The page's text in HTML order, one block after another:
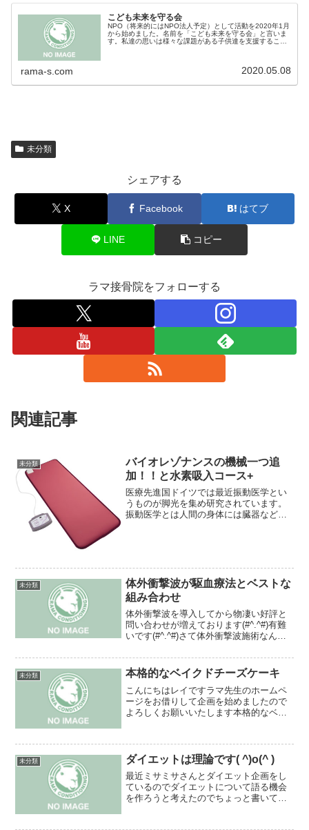
こども未来を守る会
NPO（将来的にはNPO法人予定）として活動を2020年1月
から始めました。名前を「こども未来を守る会」と言いま
す。私達の思いは様々な課題がある子供達を支援すること
rama-s.com 2020.05.08
未分類
シェアする
X Facebook はてブ
LINE コピー
ラマ接骨院をフォローする
関連記事
未分類
バイオレゾナンスの機械一つ追
加！！と水素吸入コース+
医療先進国ドイツでは最近振動医学とい
うものが脚光を集め研究されています。
振動医学とは人間の身体には臓器などに
未分類
体外衝撃波が駆血療法とベストな
組み合わせ
体外衝撃波を導入してから物凄い好評と
問い合わせが増えております(#^.^#)有難
いです(#^.^#)さて体外衝撃波施術なんで
がございます！これは細胞の一部を破壊
してもう一度急性炎症状態にし慢性状態
を治すと...
未分類 本格的なベイクドチーズケーキ
こんにちはレイですラマ先生のホームペ
ージをお借りして企画を始めましたので
よろしくお願いいたします本格的なベイ
上がりになります。材料（18cm丸型1台
分） クリームチーズ...
未分類 ダイエットは理論です( ^)o(^ )
最近ミサミサさんとダイエット企画をし
ているのでダイエットについて語る機会
を作ろうと考えたのでちょっと書いてみ